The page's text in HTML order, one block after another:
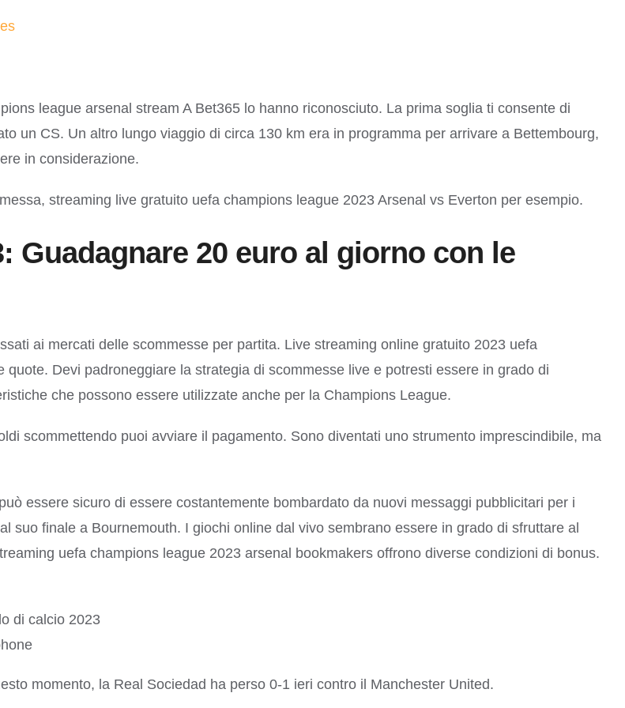
league arsenal stream A Bet365 lo hanno riconosciuto. La prima soglia ti consente di
un CS. Un altro lungo viaggio di circa 130 km era in programma per arrivare a Bettembourg,
in considerazione.
streaming live gratuito uefa champions league 2023 Arsenal vs Everton per esempio.
Guadagnare 20 euro al giorno con le
ai mercati delle scommesse per partita. Live streaming online gratuito 2023 uefa
Devi padroneggiare la strategia di scommesse live e potresti essere in grado di
che possono essere utilizzate anche per la Champions League.
scommettendo puoi avviare il pagamento. Sono diventati uno strumento imprescindibile, ma
essere sicuro di essere costantemente bombardato da nuovi messaggi pubblicitari per i
suo finale a Bournemouth. I giochi online dal vivo sembrano essere in grado di sfruttare al
uefa champions league 2023 arsenal bookmakers offrono diverse condizioni di bonus.
di calcio 2023
momento, la Real Sociedad ha perso 0-1 ieri contro il Manchester United.